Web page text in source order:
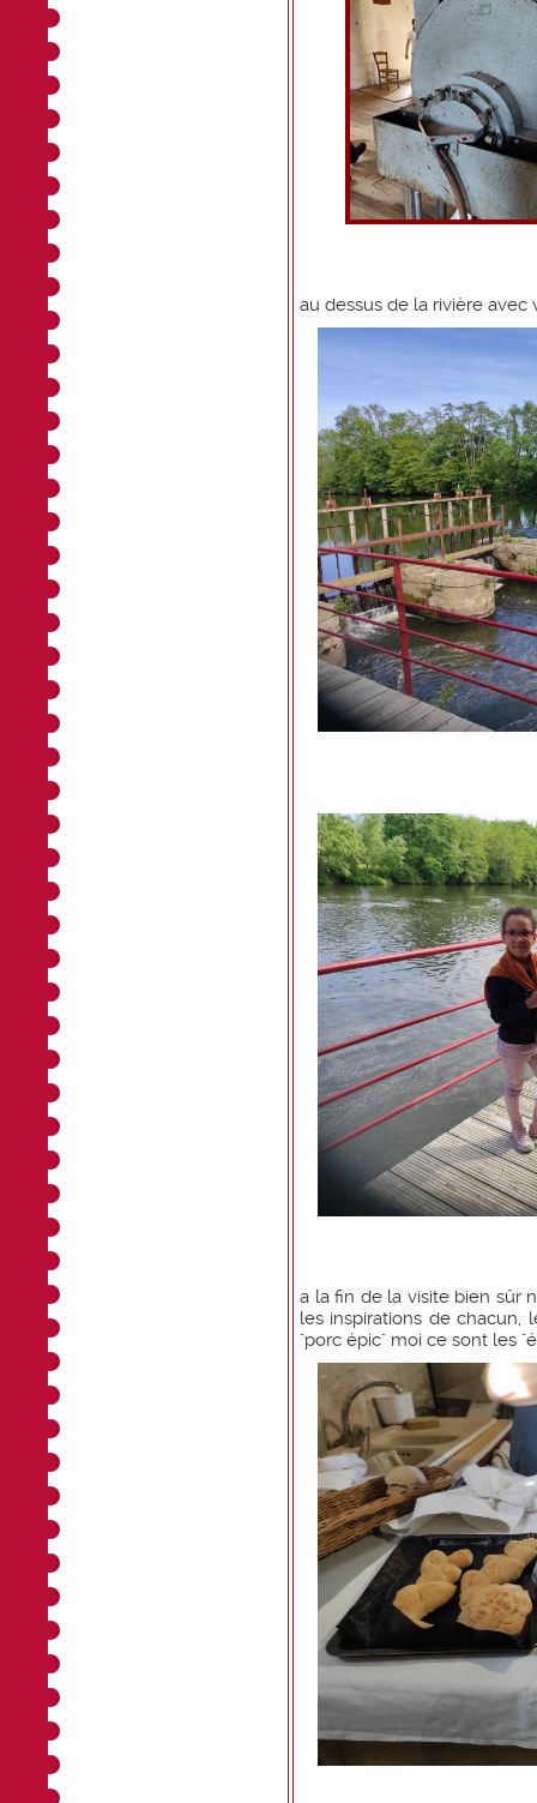
au dessus de la rivière avec
a la fin de la visite bien sûr
les inspirations de chacun,
"porc épic" moi ce sont les